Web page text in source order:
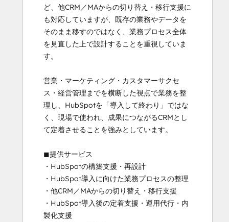
ど、他CRM／MAからの切り替え・移行支援に
も対応していますが、既存の業務やデータを
そのまま移すのではなく、業務プロセス全体
を見直した上で設計することを重視していま
す。
営業・マーケティング・カスタマーサクセ
ス・経営管理までを横断した視点で業務を整
理し、HubSpotを「導入して終わり」ではな
く、現場で使われ、成果につながるCRMとし
て定着させることを強みとしています。
◼︎提供サービス
・HubSpotの構築支援・再設計
・HubSpot導入に向けた業務プロセスの整理
・他CRM／MAからの切り替え・移行支援
・HubSpot導入後の定着支援・運用代行・内
製化支援